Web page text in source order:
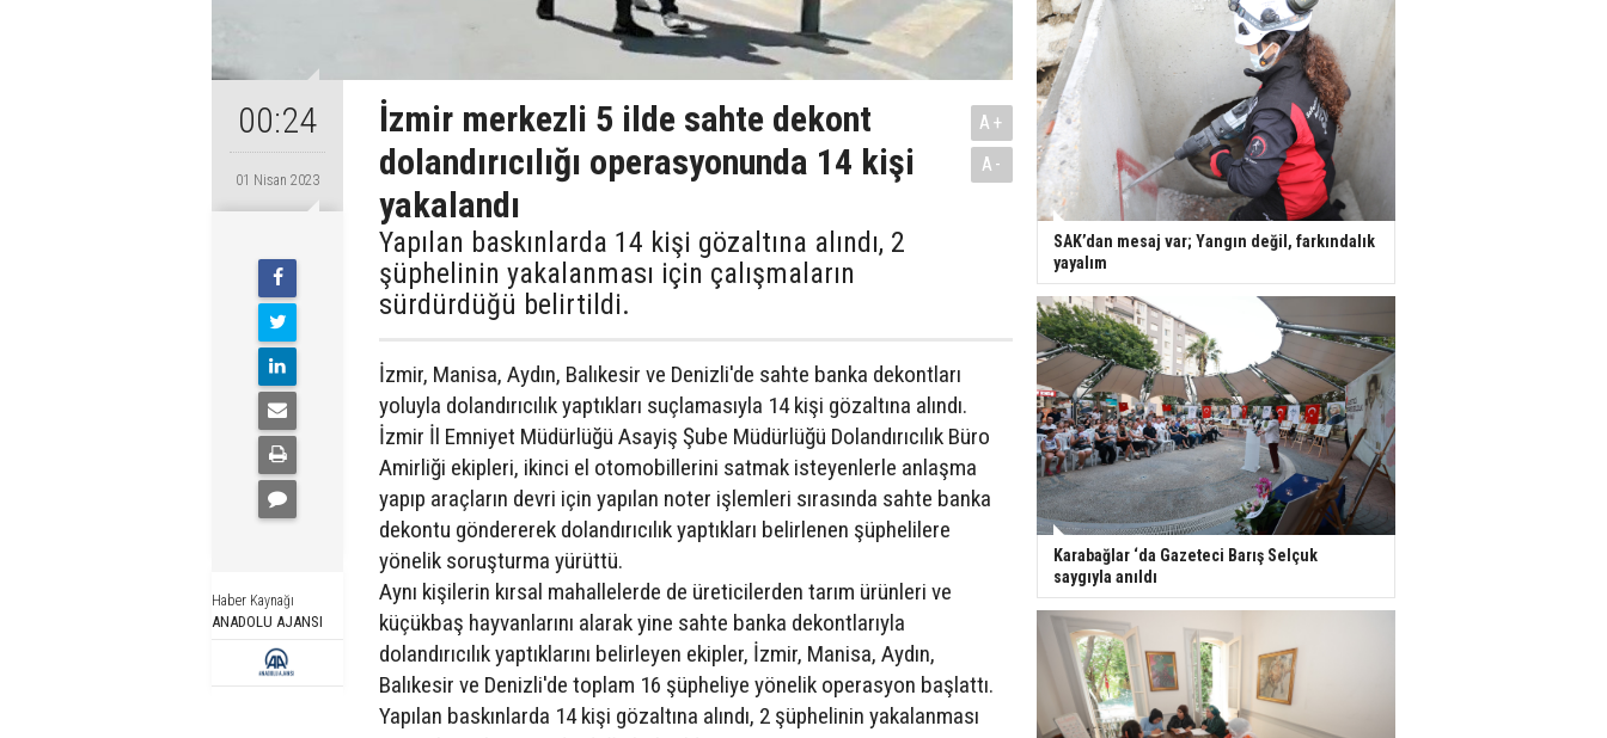
00:24
01 Nisan 2023
Haber Kaynağı
ANADOLU AJANSI
İzmir merkezli 5 ilde sahte dekont
dolandırıcılığı operasyonunda 14 kişi
yakalandı
Yapılan baskınlarda 14 kişi gözaltına alındı, 2
şüphelinin yakalanması için çalışmaların
sürdürdüğü belirtildi.
A+
A-
İzmir, Manisa, Aydın, Balıkesir ve Denizli'de sahte banka dekontları
yoluyla dolandırıcılık yaptıkları suçlamasıyla 14 kişi gözaltına alındı.
İzmir İl Emniyet Müdürlüğü Asayiş Şube Müdürlüğü Dolandırıcılık Büro
Amirliği ekipleri, ikinci el otomobillerini satmak isteyenlerle anlaşma
yapıp araçların devri için yapılan noter işlemleri sırasında sahte banka
dekontu göndererek dolandırıcılık yaptıkları belirlenen şüphelilere
yönelik soruşturma yürüttü.
Aynı kişilerin kırsal mahallelerde de üreticilerden tarım ürünleri ve
küçükbaş hayvanlarını alarak yine sahte banka dekontlarıyla
dolandırıcılık yaptıklarını belirleyen ekipler, İzmir, Manisa, Aydın,
Balıkesir ve Denizli'de toplam 16 şüpheliye yönelik operasyon başlattı.
Yapılan baskınlarda 14 kişi gözaltına alındı, 2 şüphelinin yakalanması
SAK’dan mesaj var; Yangın değil, farkındalık
yayalım
Karabağlar ‘da Gazeteci Barış Selçuk
saygıyla anıldı